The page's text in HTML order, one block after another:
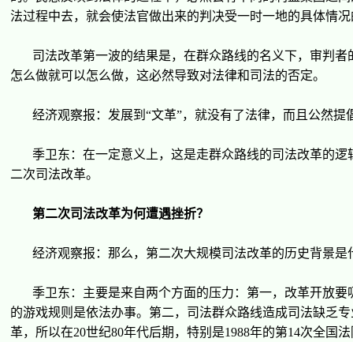
法过程中去，就会使法官做出来的判决受一时一地的具体情
司法改革第一波的结果是，在群众路线的名 义下， 审判者
怎么做就可以怎么做， 这必然导致对法律和司法的否定。
经济观察报 ： 发展到 “文革”，就没有了法律，而且公然提
季卫东 ：在一定意义 上， 这是走群众路线的司法改革的逻
二次司法改革。
第二次司法改革为何遭遇挫折？
经济观察报 ：那么，第二次大规模司法改革的历史背景是
季卫东 ：主要是来自两个方面的压力：第一，改革开放要
的游戏规则 是依法办事。第二，司法群众路线造成司法缺乏专
革，所以在20世纪80年代后期，特别 是1988年的第14次全国